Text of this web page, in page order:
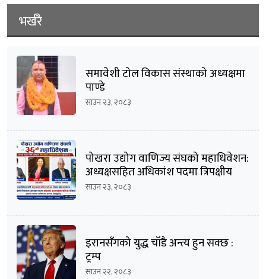
भर्खरै
समावेशी टोल विकास संस्थाको अध्यक्षमा
पाण्डे
साउन २३, २०८३
पोखरा उद्योग वाणिज्य संघको महाधिवेशन:
अध्यक्षसहित अधिकांश पदमा त्रिपक्षीय
भिडन्तको सम्भावना
साउन २३, २०८३
इरानसँगको युद्ध चाँडै अन्त्य हुन सक्छ :
ट्रम्प
साउन २२, २०८३